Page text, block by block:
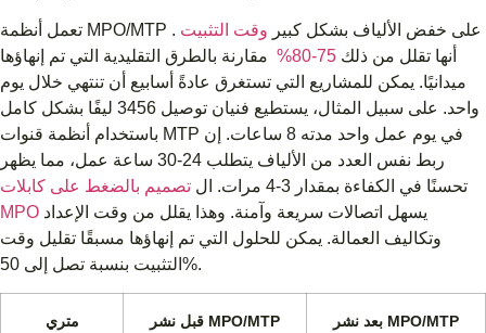
تعمل أنظمة MPO/MTP على خفض الألياف بشكل كبير وقت التثبيت .
أنها تقلل من ذلك 75-80%
مقارنة بالطرق التقليدية التي تم إنهاؤها
ميدانيًا. يمكن للمشاريع التي تستغرق عادةً أسابيع أن تنتهي خلال يوم
واحد. على سبيل المثال، يستطيع فنيان توصيل 3456 ليفًا بشكل كامل
باستخدام أنظمة قنوات MTP في يوم عمل واحد مدته 8 ساعات. إن
ربط نفس العدد من الألياف يتطلب 24-30 ساعة عمل، مما يظهر
تحسنًا في الكفاءة بمقدار 3-4 مرات. ال
تصميم بالضغط على كابلات
MPO
وتكاليف العمالة. يمكن للحلول التي تم إنهاؤها مسبقًا تقليل وقت
التثبيت بنسبة تصل إلى 50%.
متري قبل نشر MPO/MTP بعد نشر MPO/MTP